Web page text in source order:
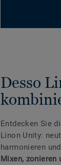
Desso
Entdecken Sie
Linon Unity:
harmonieren
Mixen, zonieren